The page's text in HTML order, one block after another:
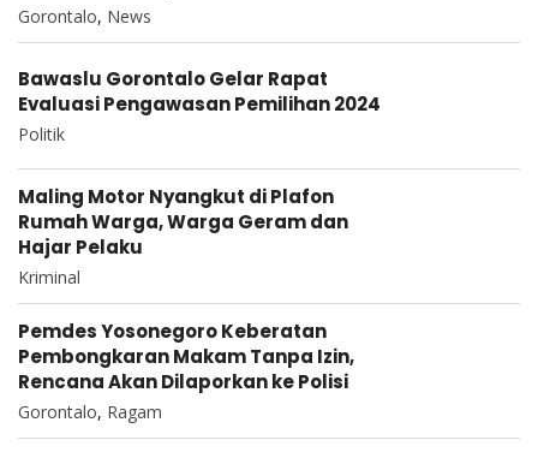
Gorontalo, News
Bawaslu Gorontalo Gelar Rapat
Evaluasi Pengawasan Pemilihan 2024
Politik
Maling Motor Nyangkut di Plafon
Rumah Warga, Warga Geram dan
Hajar Pelaku
Kriminal
Pemdes Yosonegoro Keberatan
Pembongkaran Makam Tanpa Izin,
Rencana Akan Dilaporkan ke Polisi
Gorontalo, Ragam